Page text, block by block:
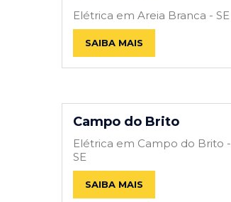
Elétrica em Areia Branca - SE
SAIBA MAIS
Campo do Brito
Elétrica em Campo do Brito -
SE
SAIBA MAIS